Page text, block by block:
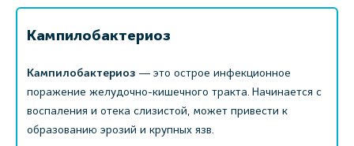
Кампилобактериоз
Кампилобактериоз ― это острое инфекционное
поражение желудочно-кишечного тракта. Начинается с
воспаления и отека слизистой, может привести к
образованию эрозий и крупных язв.